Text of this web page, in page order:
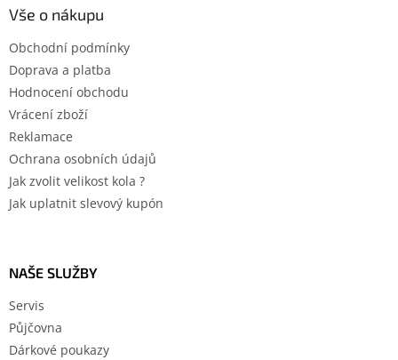
Vše o nákupu
Obchodní podmínky
Doprava a platba
Hodnocení obchodu
Vrácení zboží
Reklamace
Ochrana osobních údajů
Jak zvolit velikost kola ?
Jak uplatnit slevový kupón
NAŠE SLUŽBY
Servis
Půjčovna
Dárkové poukazy